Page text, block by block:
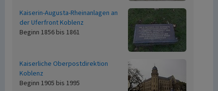
Kaiserin-Augusta-Rheinanlagen an
der Uferfront Koblenz
Beginn 1856 bis 1861
Kaiserliche Oberpostdirektion
Koblenz
Beginn 1905 bis 1995